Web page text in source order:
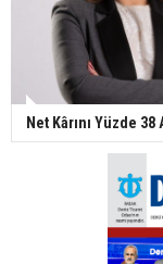
Net Kârını Yüzde